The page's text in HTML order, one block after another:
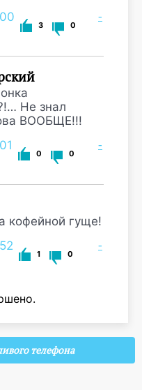
3 0
-
Не знал
ВООБЩЕ!!!
0 0
-
кофейной гуще!
1 0
-
телефона